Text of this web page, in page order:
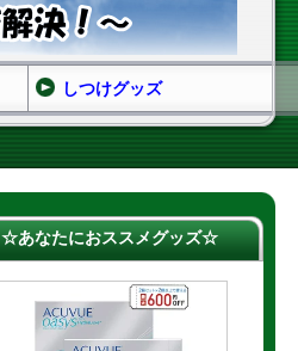
☆あなたにおススメグッズ☆
しつけグッズ